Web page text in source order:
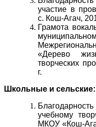
участие в
с. Кош-Агач,
Грамота
«Дерево
творческих
г.
Школьные и сельские:
учебному
МКОУ «Кош-